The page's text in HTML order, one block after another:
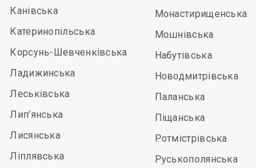
Канівська
Катеринопільська
Корсунь-Шевченківська
Ладижинська
Леськівська
Лип’янська
Лисянська
Ліплявська
Монастирищенська
Мошнівська
Набутівська
Новодмитрівська
Паланська
Піщанська
Ротмістрівська
Руськополянська